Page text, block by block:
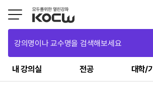
강의명이나 교수명을 검색해보세요
내 강의실 전공 대학/